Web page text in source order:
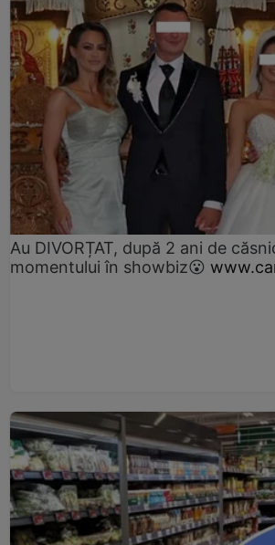
Au DIVORȚAT, după 2 ani de
momentului în showbiz😮